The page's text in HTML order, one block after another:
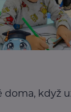
doma, když